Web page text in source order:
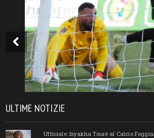
ULTIME NOTIZIE
Ufficiale: Isyakha Tourè al Calcio Foggia